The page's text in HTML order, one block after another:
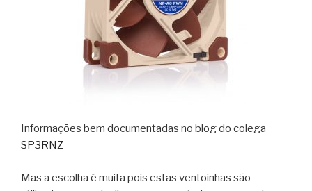
Informações bem documentadas no blog do colega
SP3RNZ
Mas a escolha é muita pois estas ventoinhas são